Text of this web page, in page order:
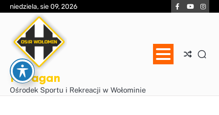
Skip
content
niedziela, sie 09, 2026 Facebook
YouTube
Huragan
Ośrodek Sportu i Rekreacji w Wołominie